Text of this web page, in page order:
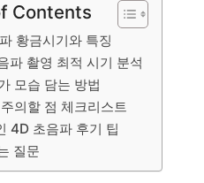
Contents
황금시기와 특징
파 촬영 최적 시기 분석
모습 담는 방법
의할 점 체크리스트
4D 초음파 후기 팁
질문